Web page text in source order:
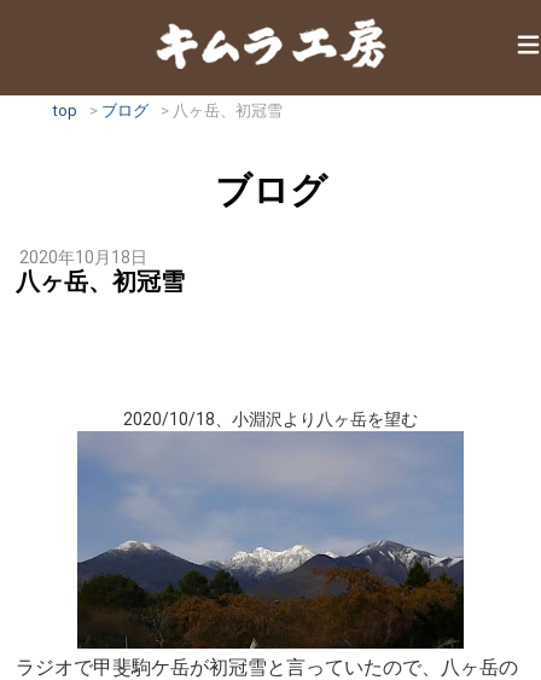
top ブログ 八ヶ岳、初冠雪
ブログ
2020年10月18日
八ヶ岳、初冠雪
2020/10/18、小淵沢より八ヶ岳を望む
ラジオで甲斐駒ケ岳が初冠雪と言っていたので、八ヶ岳の